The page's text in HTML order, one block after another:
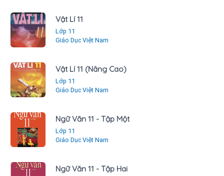
Vật Lí 11
Lớp 11
Giáo Dục Việt Nam
Vật Lí 11 (Nâng Cao)
Lớp 11
Giáo Dục Việt Nam
Ngữ Văn 11 - Tập Một
Lớp 11
Giáo Dục Việt Nam
Ngữ Văn 11 - Tập Hai